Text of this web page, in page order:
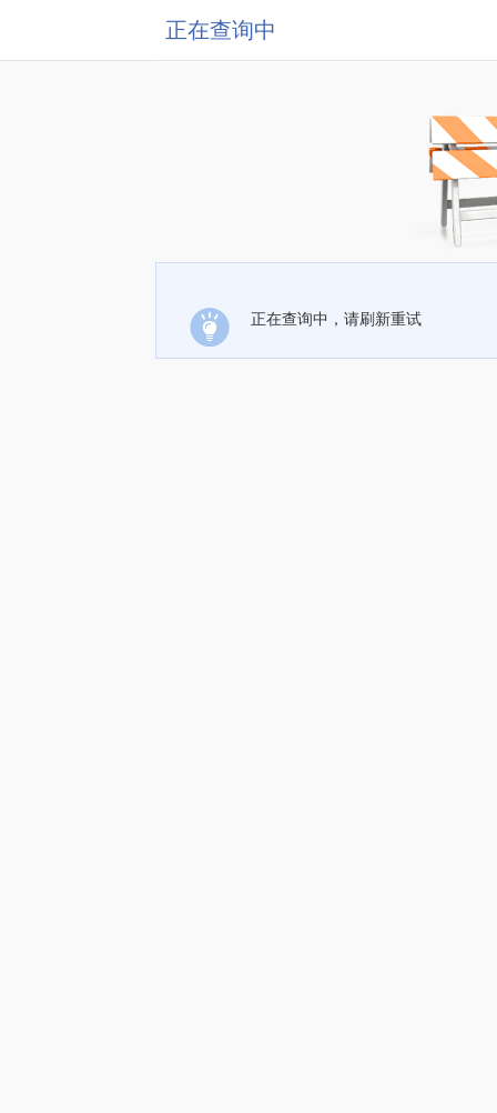
正在查询中
正在查询中，请刷新重试